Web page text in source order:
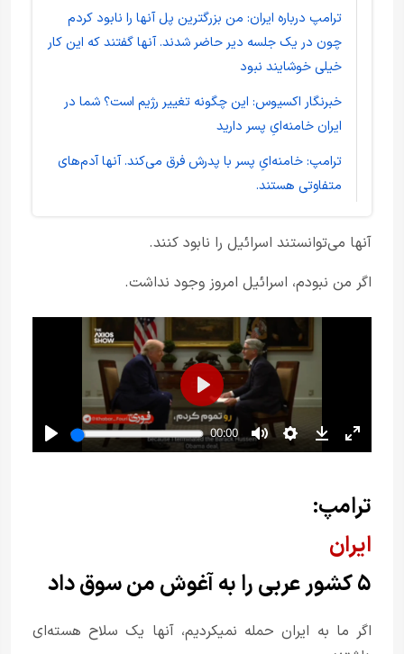
ترامپ درباره ایران: من بزرگترین پل آنها را نابود کردم
چون در یک جلسه دیر حاضر شدند. آنها گفتند که این کار
خیلی خوشایند نبود
خبرنگار اکسیوس: این چگونه تغییر رژیم است؟ شما در
ایران خامنه‌ایِ پسر دارید
ترامپ: خامنه‌ایِ پسر با پدرش فرق می‌کند. آنها آدم‌های
متفاوتی هستند.
آنها می‌توانستند اسرائیل را نابود کنند.
اگر من نبودم، اسرائیل امروز وجود نداشت.
ترامپ:
ایران
۵ کشور عربی را به آغوش من سوق داد
اگر ما به ایران حمله نمیکردیم، آنها یک سلاح هسته‌ای